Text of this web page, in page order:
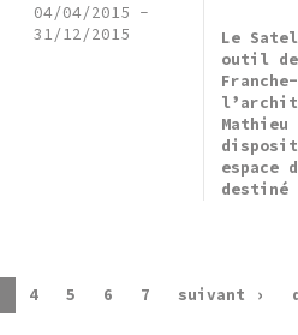
Le
outil
espace
04/04/2015 -
31/12/2015
4 5 6 7 suivant ›